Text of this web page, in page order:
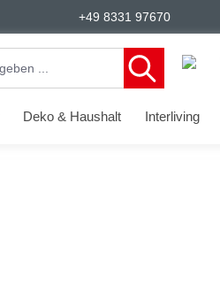
+49 8331 97670
Deko & Haushalt Interliving